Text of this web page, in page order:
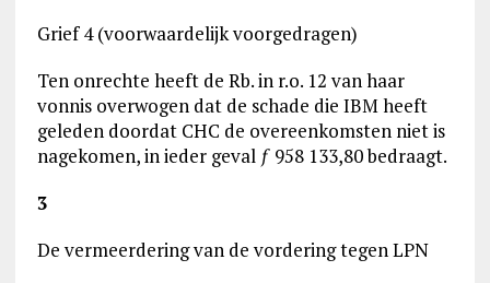
Grief 4 (voorwaardelijk voorgedragen)
Ten onrechte heeft de Rb. in r.o. 12 van haar
vonnis overwogen dat de schade die IBM heeft
geleden doordat CHC de overeenkomsten niet is
nagekomen, in ieder geval ƒ 958 133,80 bedraagt.
3
De vermeerdering van de vordering tegen LPN